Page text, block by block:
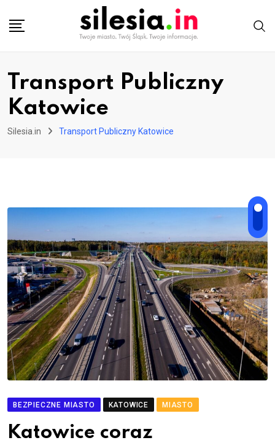
Transport Publiczny
Katowice
Silesia.in Transport Publiczny Katowice
BEZPIECZNE MIASTO KATOWICE MIASTO
Katowice coraz